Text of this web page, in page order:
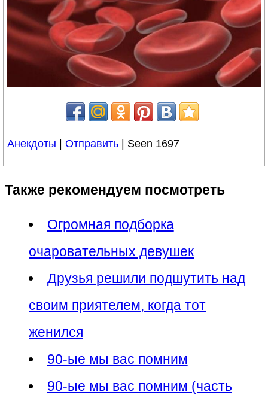
Анекдоты Отправить | Seen 1697
Также рекомендуем посмотреть
Огромная подборка
очаровательных девушек
Друзья решили подшутить над
своим приятелем, когда тот
женился
90-ые мы вас помним
90-ые мы вас помним (часть